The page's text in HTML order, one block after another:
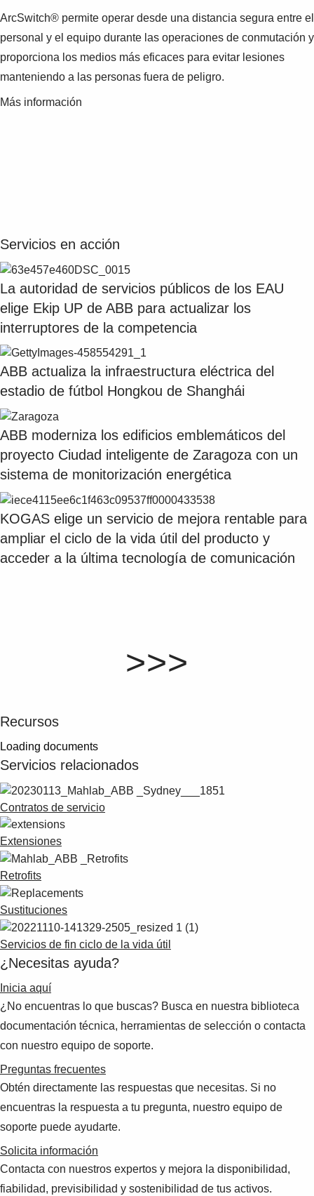
ArcSwitch® permite operar desde una distancia segura entre el
personal y el equipo durante las operaciones de conmutación y
proporciona los medios más eficaces para evitar lesiones
manteniendo a las personas fuera de peligro.
Más información
Servicios en acción
La autoridad de servicios públicos de los EAU
elige Ekip UP de ABB para actualizar los
interruptores de la competencia
ABB actualiza la infraestructura eléctrica del
estadio de fútbol Hongkou de Shanghái
ABB moderniza los edificios emblemáticos del
proyecto Ciudad inteligente de Zaragoza con un
sistema de monitorización energética
KOGAS elige un servicio de mejora rentable para
ampliar el ciclo de la vida útil del producto y
acceder a la última tecnología de comunicación
>>>
Recursos
Loading documents
Servicios relacionados
Contratos de servicio
Extensiones
Retrofits
Sustituciones
Servicios de fin ciclo de la vida útil
¿Necesitas ayuda?
Inicia aquí
¿No encuentras lo que buscas? Busca en nuestra biblioteca
documentación técnica, herramientas de selección o contacta
con nuestro equipo de soporte.
Preguntas frecuentes
Obtén directamente las respuestas que necesitas. Si no
encuentras la respuesta a tu pregunta, nuestro equipo de
soporte puede ayudarte.
Solicita información
Contacta con nuestros expertos y mejora la disponibilidad,
fiabilidad, previsibilidad y sostenibilidad de tus activos.